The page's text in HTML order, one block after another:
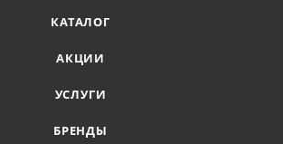
КАТАЛОГ
АКЦИИ
УСЛУГИ
БРЕНДЫ